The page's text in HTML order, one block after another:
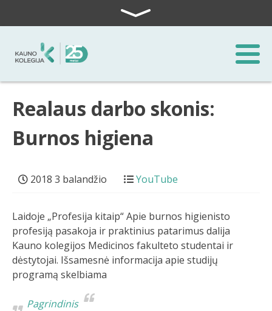
Realaus darbo skonis:
Burnos higiena
2018 3 balandžio YouTube
Laidoje „Profesija kitaip“ Apie burnos higienisto
profesiją pasakoja ir praktinius patarimus dalija
Kauno kolegijos Medicinos fakulteto studentai ir
dėstytojai. Išsamesnė informacija apie studijų
programą skelbiama
Pagrindinis